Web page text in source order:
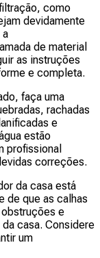
como
devidamente
a
de material
as instruções
e completa.
faça uma
rachadas
e
estão
profissional
correções.
da casa está
de que as calhas
e
casa. Considere
um